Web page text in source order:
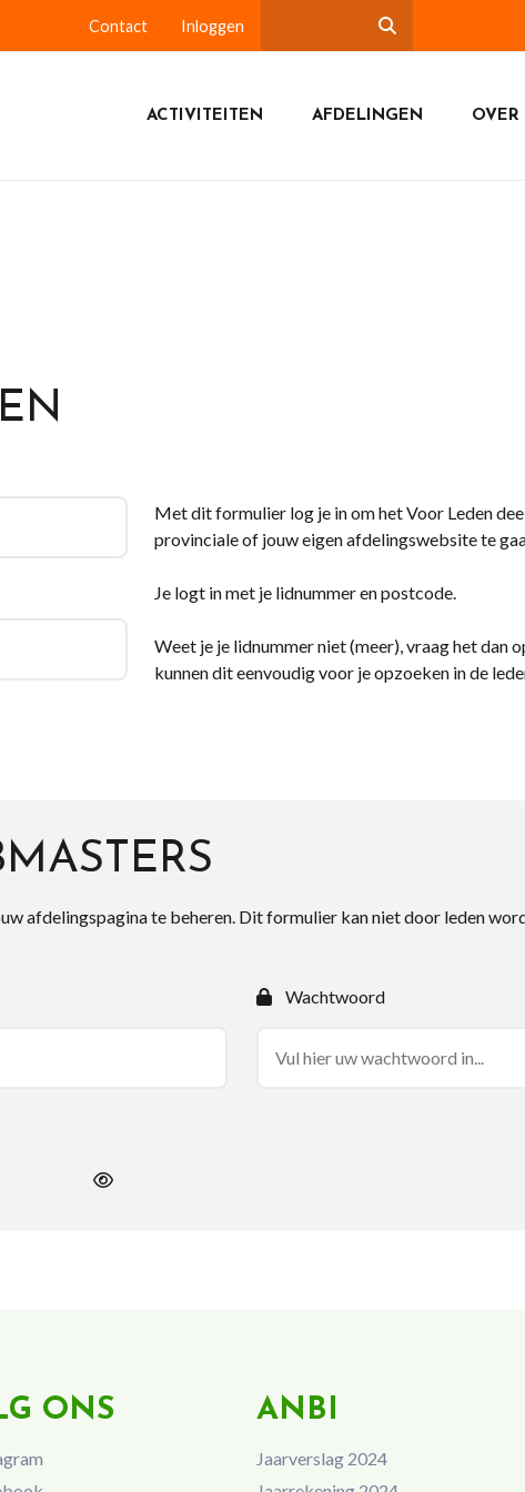
Contact Inloggen
ACTIVITEITEN AFDELINGEN OVER
Met dit formulier log je in om het Voor Leden
provinciale of jouw eigen afdelingswebsite te
Je logt in met je lidnummer en postcode.
Weet je je lidnummer niet (meer), vraag het dan
kunnen dit eenvoudig voor je opzoeken in de
afdelingspagina te beheren. Dit formulier kan niet door leden
Wachtwoord
ONS ANBI
Jaarverslag 2024